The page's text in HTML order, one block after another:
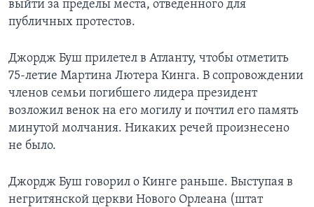
выйти за пределы места, отведенного для
публичных протестов.
Джордж Буш прилетел в Атланту, чтобы отметить
75-летие Мартина Лютера Кинга. В сопровождении
членов семьи погибшего лидера президент
возложил венок на его могилу и почтил его память
минутой молчания. Никаких речей произнесено
не было.
Джордж Буш говорил о Кинге раньше. Выступая в
негритянской церкви Нового Орлеана (штат